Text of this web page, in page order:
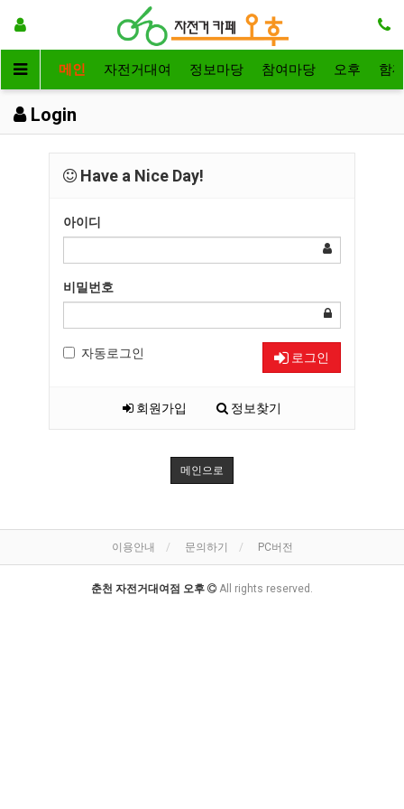
메인 자전거대여 정보마당 참여마당 오후 함
Login
Have a Nice Day!
아이디
비밀번호
자동로그인 로그인
회원가입 정보찾기
메인으로
이용안내 문의하기 PC버전
춘천 자전거대여점 오후 All rights reserved.